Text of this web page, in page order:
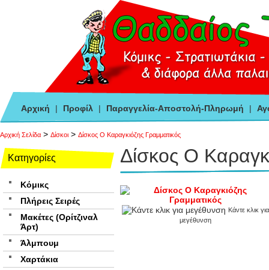
Αρχική | Προφίλ | Παραγγελία-Αποστολή-Πληρωμή |
Αρχική Σελίδα > Δίσκοι > Δίσκος Ο Καραγκιόζης Γραμματικός
Δίσκος Ο
Κάντε κλικ για
μεγέθυνση
Κατηγορίες
Κόμικς
Πλήρεις Σειρές
Μακέτες (Ορίτζιναλ
Άρτ)
Άλμπουμ
Χαρτάκια